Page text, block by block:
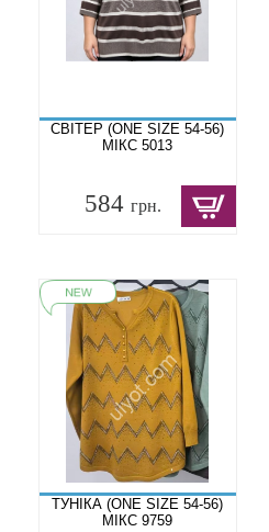
СВІТЕР (ONE SIZE 54-56)
МІКС 5013
584грн.
ТУНІКА (ONE SIZE 54-56)
МІКС 9759